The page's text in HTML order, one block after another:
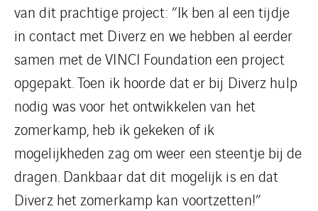
van dit prachtige project: “Ik ben al een tijdje
in contact met Diverz en we hebben al eerder
samen met de VINCI Foundation een project
opgepakt. Toen ik hoorde dat er bij Diverz hulp
nodig was voor het ontwikkelen van het
zomerkamp, heb ik gekeken of ik
mogelijkheden zag om weer een steentje bij de
dragen. Dankbaar dat dit mogelijk is en dat
Diverz het zomerkamp kan voortzetten!”